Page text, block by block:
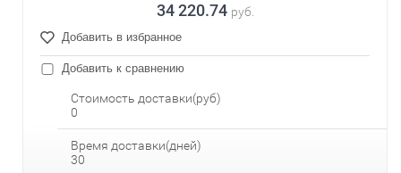
34 220.74 руб.
Добавить в избранное
Добавить к сравнению
Стоимость доставки(руб)
0
Время доставки(дней)
30